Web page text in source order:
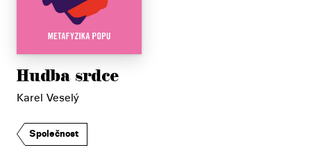
Hudba srdce
Karel Veselý
Společnost